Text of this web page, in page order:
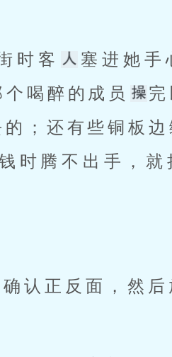
时客
塞进她手
喝醉的成员
的；还有些铜板边
腾不出手，就
认正反面，然后